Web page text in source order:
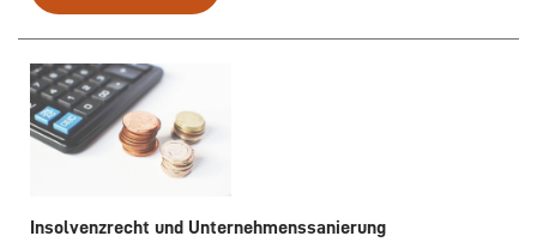
Insolvenzrecht und Unternehmenssanierung